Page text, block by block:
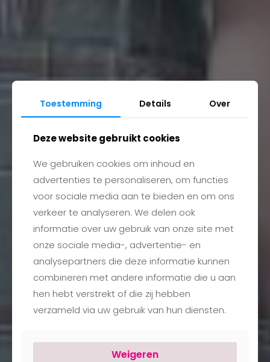
Toestemming Details Over
Deze website gebruikt cookies
We gebruiken cookies om inhoud en
advertenties te personaliseren, om functies
voor sociale media aan te bieden en om ons
verkeer te analyseren. We delen ook
informatie over uw gebruik van onze site met
onze sociale media-, advertentie- en
analysepartners die deze informatie kunnen
combineren met andere informatie die u aan
hen hebt verstrekt of die zij hebben
verzameld via uw gebruik van hun diensten.
Weigeren